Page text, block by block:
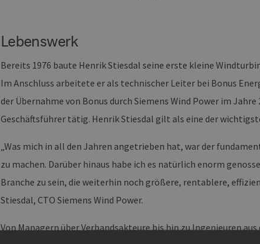
Lebenswerk
Bereits 1976 baute Henrik Stiesdal seine erste kleine
Im Anschluss arbeitete er als technischer Leiter bei Bonus
der Übernahme von Bonus durch Siemens Wind Power im
Geschäftsführer tätig. Henrik Stiesdal gilt als eine der
„Was mich in all den Jahren angetrieben hat, war der
zu machen. Darüber hinaus habe ich es natürlich enorm
Branche zu sein, die weiterhin noch größere, rentablere,
Stiesdal, CTO Siemens Wind Power.
Von Managern über Verbandsakteure bis hin zu Ingenieuren